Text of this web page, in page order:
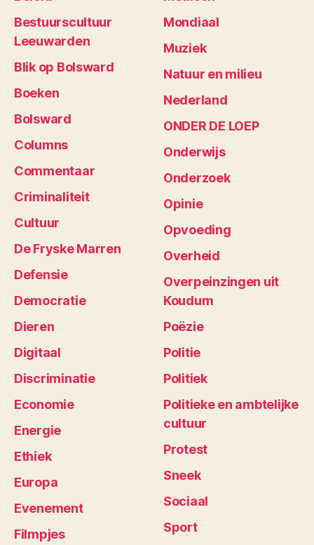
Bestuurscultuur
Leeuwarden
Blik op Bolsward
Boeken
Bolsward
Columns
Commentaar
Criminaliteit
Cultuur
De Fryske Marren
Defensie
Democratie
Dieren
Digitaal
Discriminatie
Economie
Energie
Ethiek
Europa
Evenement
Filmpjes
Mondiaal
Muziek
Natuur en milieu
Nederland
ONDER DE LOEP
Onderwijs
Onderzoek
Opinie
Opvoeding
Overheid
Overpeinzingen uit
Koudum
Poëzie
Politie
Politiek
Politieke en ambtelijke
cultuur
Protest
Sneek
Sociaal
Sport